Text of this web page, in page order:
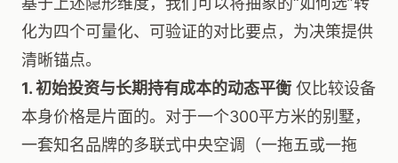
化为四个可量化、可验证的对比要点，为决策提供
清晰锚点。
1. 初始投资与长期持有成本的动态平衡 仅比较设备
本身价格是片面的。对于一个300平方米的别墅，
一套知名品牌的多联式中央空调（一拖五或一拖